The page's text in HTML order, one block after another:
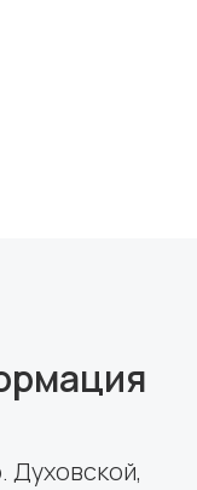
Духовской,